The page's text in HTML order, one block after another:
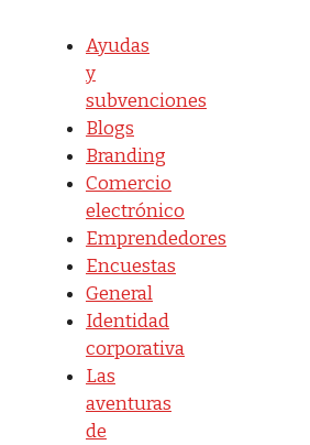
Ayudas
y
subvenciones
Blogs
Branding
Comercio
electrónico
Emprendedores
Encuestas
General
Identidad
corporativa
Las
aventuras
de